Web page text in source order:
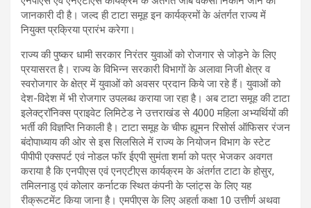
जानकारी दी है। जल्द ही टाटा समूह इन कार्यक्रमों के अंतर्गत राज्य में
नियुक्त प्रक्रिया प्रारंभ करेगा।
राज्य की पुष्कर धामी सरकार निरंतर युवाओं को रोजगार से जोड़ने के लिए
प्रयासरत है। राज्य के विभिन्न सरकारी विभागों के अलावा निजी क्षेत्र व
स्वरोजगार के क्षेत्र में युवाओं को अवसर प्रदान किये जा रहे हैं। युवाओं को
देश-विदेश में भी रोजगार उपलब्ध कराया जा रहा है। अब टाटा समूह की टाटा
इलेक्ट्रॉनिक्स प्राइवेट लिमिटेड ने उत्तराखंड से 4000 महिला अभ्यर्थियों की
भर्ती की विज्ञप्ति निकाली है। टाटा समूह के चीफ ह्यूमन रिसोर्स ऑफिसर रंजन
बंदोपाध्याय की ओर से इस सिलसिले में राज्य के नियोजन विभाग के स्टेट
पीपीपी एक्सपर्ट एवं नोडल फॉर ईएपी सुमंता शर्मा को पत्र भेजकर अवगत
कराया है कि एनपीएस एवं एनएटीएस कार्यक्रम के अंतर्गत टाटा के होसुर,
तमिलनाडु एवं कोलार कर्नाटक स्थित कंपनी के प्लांट्स के लिए यह
रीक्रूटमेंट किया जाना है। एमपीएस के लिए अहर्ता कक्षा 10 उत्तीर्ण अथवा